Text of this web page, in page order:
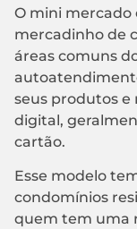
O mini mercado
mercadinho de
áreas comuns
seus produtos e
digital,
cartão.
Esse modelo
condomínios
quem tem uma